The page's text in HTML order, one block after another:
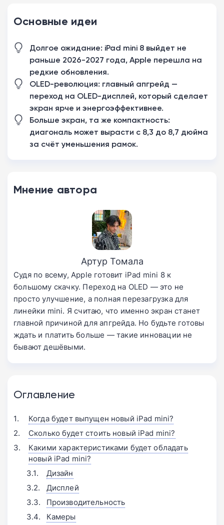
Основные идеи
Долгое ожидание: iPad mini 8 выйдет не
раньше 2026-2027 года, Apple перешла на
редкие обновления.
OLED-революция: главный апгрейд —
переход на OLED-дисплей, который сделает
экран ярче и энергоэффективнее.
Больше экран, та же компактность:
диагональ может вырасти с 8,3 до 8,7 дюйма
за счёт уменьшения рамок.
Мнение автора
Артур Томала
Судя по всему, Apple готовит iPad mini 8 к
большому скачку. Переход на OLED — это не
просто улучшение, а полная перезагрузка для
линейки mini. Я считаю, что именно экран станет
главной причиной для апгрейда. Но будьте готовы
ждать и платить больше — такие инновации не
бывают дешёвыми.
Оглавление
Когда будет выпущен новый iPad mini?
Сколько будет стоить новый iPad mini?
Какими характеристиками будет обладать
новый iPad mini?
Дизайн
Дисплей
Производительность
Камеры